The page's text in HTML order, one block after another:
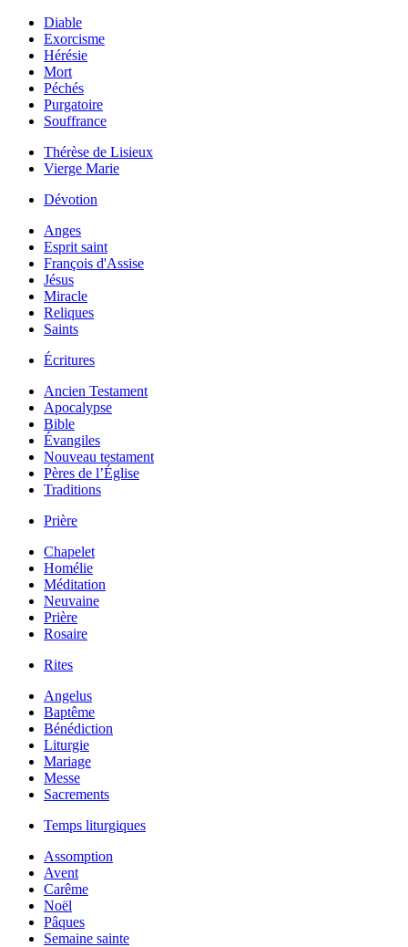
Diable
Exorcisme
Hérésie
Mort
Péchés
Purgatoire
Souffrance
Thérèse de Lisieux
Vierge Marie
Dévotion
Anges
Esprit saint
François d'Assise
Jésus
Miracle
Reliques
Saints
Écritures
Ancien Testament
Apocalypse
Bible
Évangiles
Nouveau testament
Pères de l’Église
Traditions
Prière
Chapelet
Homélie
Méditation
Neuvaine
Prière
Rosaire
Rites
Angelus
Baptême
Bénédiction
Liturgie
Mariage
Messe
Sacrements
Temps liturgiques
Assomption
Avent
Carême
Noël
Pâques
Semaine sainte